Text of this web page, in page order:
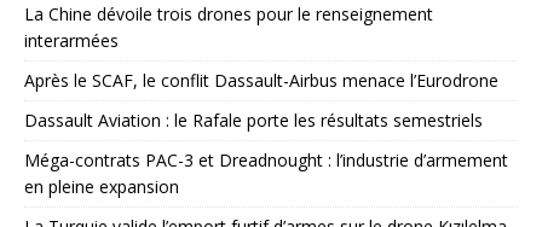
La Chine dévoile trois drones pour le renseignement
interarmées
Après le SCAF, le conflit Dassault-Airbus menace l’Eurodrone
Dassault Aviation : le Rafale porte les résultats semestriels
Méga-contrats PAC-3 et Dreadnought : l’industrie d’armement
en pleine expansion